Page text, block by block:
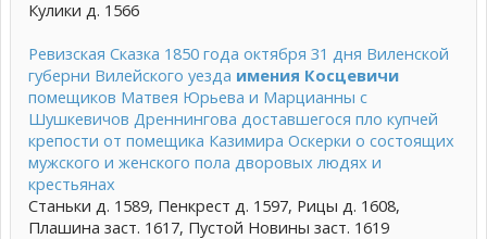
Кулики д. 1566
Ревизская Сказка 1850 года октября 31 дня Виленской
губерни Вилейского уезда имения Косцевичи
помещиков Матвея Юрьева и Марцианны с
Шушкевичов Дреннингова доставшегося пло купчей
крепости от помещика Казимира Оскерки о состоящих
мужского и женского пола дворовых людях и
крестьянах
Станьки д. 1589, Пенкрест д. 1597, Рицы д. 1608,
Плашина заст. 1617, Пустой Новины заст. 1619